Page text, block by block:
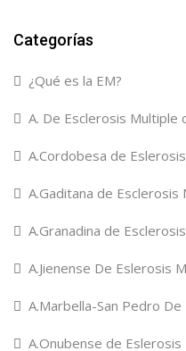
Categorías
¿Qué es la EM?
A. De Esclerosis Multiple
A.Cordobesa de
A.Gaditana de Esclerosis
A.Granadina de
A.Jienense De Eslerosis
A.Marbella-San Pedro
A.Onubense de Eslerosis